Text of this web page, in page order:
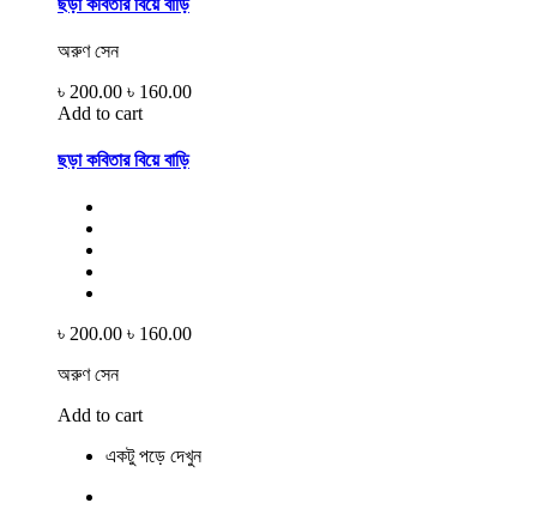
অরুণ সেন
৳ 200.00 ৳ 160.00
Add to cart
ছড়া কবিতার বিয়ে বাড়ি
৳ 200.00 ৳ 160.00
অরুণ সেন
Add to cart
একটু পড়ে দেখুন